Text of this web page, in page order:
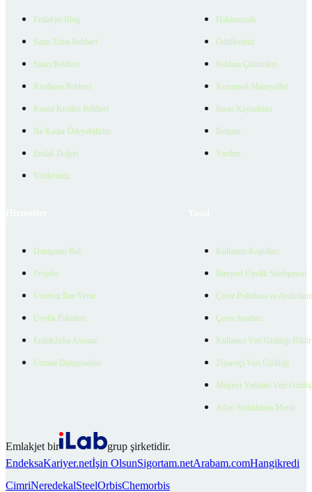
Emlakjet Blog
Satın Alma Rehberi
Satıcı Rehberi
Kiralama Rehberi
Konut Kredisi Rehberi
Ne Kadar Ödeyebilirim
Emlak Değeri
Verilerimiz
Hakkımızda
Ödüllerimiz
Reklam Çözümleri
Kurumsal Materyaller
İnsan Kaynakları
İletişim
Yardım
Danışman Bul
Projeler
Ücretsiz İlan Verin
Üyelik Paketleri
EmlakZeka Asistan
Uzman Danışmanlar
Kullanım Koşulları
Bireysel Üyelik Sözleşmesi
Çerez Politikası ve
Çerez Ayarları
Kullanıcı Veri Gizliliği
Ziyaretçi Veri Gizliliği
Müşteri Yetkilisi Veri
Aday Aydınlatma Metni
Emlakjet bir
grup şirketidir.
EndeksaKariyer.netİşin OlsunSigortam.netArabam.comHangikredi
CimriNeredekalSteelOrbisChemorbis